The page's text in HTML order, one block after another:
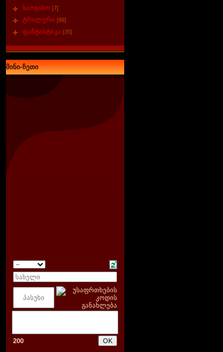
საოჯახო [7]
ტრილერი [69]
ფანტასტიკა [35]
მინი-ჩეთი
200